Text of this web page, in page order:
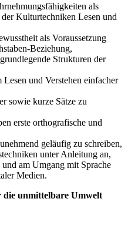
als
Kulturtechniken Lesen und
als Voraussetzung
Beziehung,
Strukturen der
und Verstehen einfacher
sowie kurze Sätze zu
erste orthografische und
geläufig zu schreiben,
unter Anleitung an,
am Umgang mit Sprache
Medien.
die unmittelbare Umwelt